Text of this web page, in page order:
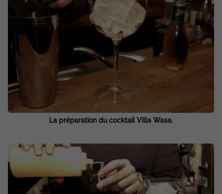
La préparation du cocktail Villa Wasa.